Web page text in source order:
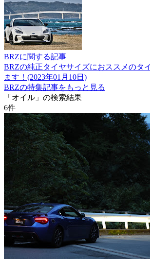
BRZに関する記事
BRZの純正タイヤサイズにおススメのタ
ます！(2023年01月10日)
BRZの特集記事をもっと見る
「オイル」の検索結果
6件